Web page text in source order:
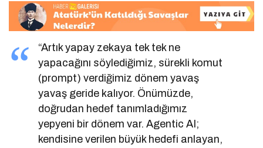
“Artık yapay zekaya tek tek ne
yapacağını söylediğimiz, sürekli komut
(prompt) verdiğimiz dönem yavaş
yavaş geride kalıyor. Önümüzde,
doğrudan hedef tanımladığımız
yepyeni bir dönem var. Agentic AI;
kendisine verilen büyük hedefi anlayan,